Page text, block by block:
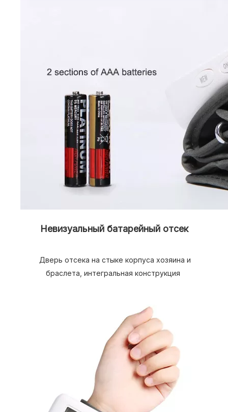
Невизуальный батарейный отсек
Дверь отсека на стыке корпуса хозяина и
браслета, интегральная конструкция